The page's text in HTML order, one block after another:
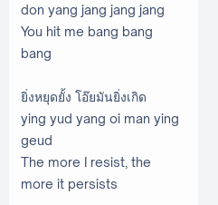
don yang jang jang jang
You hit me bang bang
bang
ยิ่งหยุดยั้ง โอ๊ยมันยิ่งเกิด
ying yud yang oi man ying
geud
The more I resist, the
more it persists